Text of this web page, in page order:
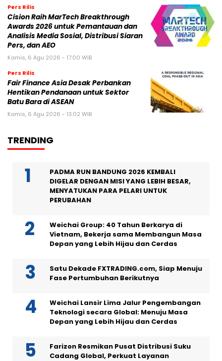
Pers Rilis
Cision Raih MarTech Breakthrough
Awards 2026 untuk Pemantauan dan
Analisis Media Sosial, Distribusi Siaran
Pers, dan AEO
Kamis, 6 Agu 2026 - 17:00 WIB
Pers Rilis
Fair Finance Asia Desak Perbankan
Hentikan Pendanaan untuk Sektor
Batu Bara di ASEAN
Kamis, 6 Agu 2026 - 13:02 WIB
TRENDING
PADMA RUN BANDUNG 2026 KEMBALI
DIGELAR DENGAN MISI YANG LEBIH BESAR,
MENYATUKAN PARA PELARI UNTUK
PERUBAHAN
Weichai Group: 40 Tahun Berkarya di
Vietnam, Bekerja sama Membangun Masa
Depan yang Lebih Hijau dan Cerdas
Satu Dekade FXTRADING.com, Siap Menuju
Fase Pertumbuhan Berikutnya
Weichai Lansir Lima Jalur Pengembangan
Teknologi secara Global: Menuju Masa
Depan yang Lebih Hijau dan Cerdas
Farizon Resmikan Pusat Distribusi Suku
Cadang Global, Perkuat Layanan